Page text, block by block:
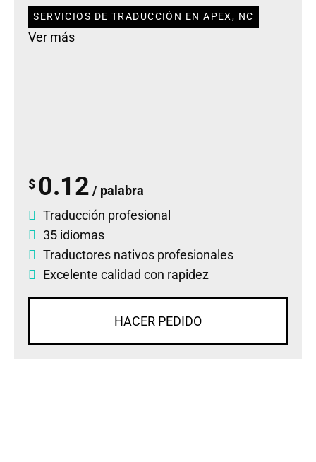
SERVICIOS DE TRADUCCIÓN EN APEX, NC
Ver más
$ 0.12 / palabra
Traducción profesional
35 idiomas
Traductores nativos profesionales
Excelente calidad con rapidez
HACER PEDIDO